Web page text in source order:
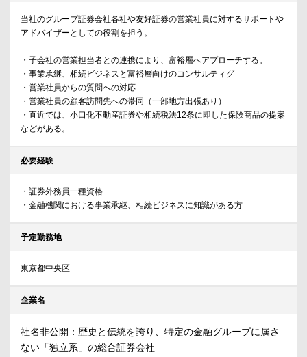
当社のグループ証券会社各社や友好証券の営業社員に対するサポートや
アドバイザーとしての役割を担う。
・子会社の営業担当者との連携により、富裕層へアプローチする。
・事業承継、相続ビジネスと富裕層向けのコンサルティグ
・営業社員からの質問への対応
・営業社員の顧客訪問先への帯同（一部地方出張あり）
・直近では、小口化不動産証券や相続税法12条に即した保険商品の提案
などがある。
必要経験
・証券外務員一種資格
・金融機関における事業承継、相続ビジネスに知識がある方
予定勤務地
東京都中央区
企業名
社名非公開：歴史と伝統を誇り、特定の金融グループに属さ
ない「独立系」の総合証券会社